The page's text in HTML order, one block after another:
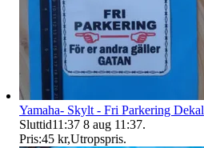
Yamaha- Skylt - Fri Parkering Dekal
Sluttid11:37 8 aug 11:37.
Pris:45 kr,Utropspris.